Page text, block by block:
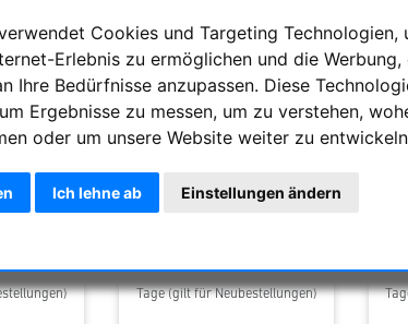
Cookies und Targeting Technologien,
Erlebnis zu ermöglichen und die Werbung,
Ihre Bedürfnisse anzupassen. Diese
Ergebnisse zu messen, um zu verstehen,
oder um unsere Website weiter zu
Ich lehne ab Einstellungen ändern
: 1-4
Parallelhalter Querschiene
Voraussichtliche Lieferzeit : 1-4
Tage (gilt für Neubestellungen)